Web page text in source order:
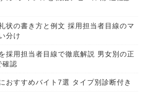
状の書き方と例文 採用担当者目線のマ
分け
採用担当者目線で徹底解説 男女別の正
確認
おすすめバイト7選 タイプ別診断付き